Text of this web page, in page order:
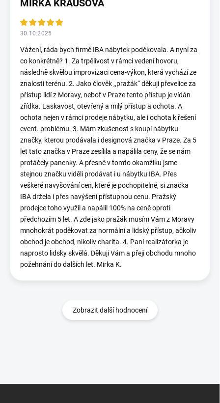
MIRKA KRAUSOVÁ
30.10.2025
Vážení, ráda bych firmě IBA nábytek poděkovala. A nyní za
co konkrétně? 1. Za trpělivost v rámci vedení hovoru,
následně skvělou improvizaci cena-výkon, která vychází ze
znalosti terénu. 2. Jako člověk ,,pražák“ děkuji převelice za
přístup lidí z Moravy, neboť v Praze tento přístup je vídán
zřídka. Laskavost, otevřený a milý přístup a ochota. A
ochota nejen v rámci prodeje nábytku, ale i ochota k řešení
event. problému. 3. Mám zkušenost s koupí nábytku
značky, kterou prodávala i designová značka v Praze. Za 5
let tato značka v Praze zesílila a napálila ceny, že se nám
protáčely panenky. A přesně v tomto okamžiku jsme
stejnou značku viděli prodávat i u nábytku IBA. Přes
veškeré navyšování cen, které je pochopitelné, si značka
IBA držela i přes navýšení přístupnou cenu. Pražský
prodejce toho využil a napálil 100% na ceně oproti
předchozím 5 let. A zde jako pražák musím Vám z Moravy
mnohokrát poděkovat za normální a lidský přístup, ačkoliv
obchod je obchod, nikoliv charita. 4. Paní realizátorka je
naprosto lidsky skvělá. Děkuji Vám a přeji obchodu mnoho
požehnání do dalších let. Mirka K.
Zobrazit další hodnocení